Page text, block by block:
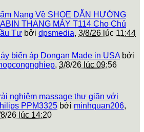
Nang Về SHOE DẪN HƯỚNG
THANG MÁY T114 Cho Chủ
Tư bởi dpsmedia, 3/8/26 lúc 11:44
biến áp Dongan Made in USA bởi
, 3/8/26 lúc 09:56
nghiệm massage thư giãn với
PPM3325 bởi minhquan206,
26 lúc 14:20